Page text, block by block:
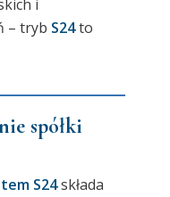
i
– tryb S24to
spółki
S24składa